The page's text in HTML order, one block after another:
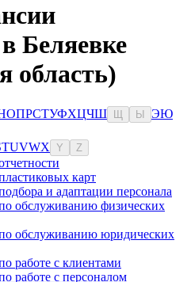
Беляевке
область)
ОПРСТУФХЦЧШ Ы ЭЮ
TUVWX Y Z
карт
и адаптации персонала
обслуживанию физических
обслуживанию юридических
работе с клиентами
работе с персоналом